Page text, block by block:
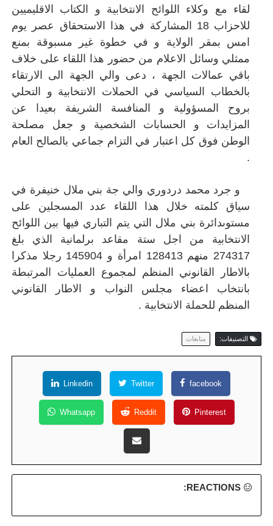
لقاء مع وكلاء اللوائح الانتخابية و الكتاب الاقليميين
للاحزاب 18 المشاركة في هذا الاستحقاق عصر يوم
امس بمقر الولاية و في خطوة غير مسبوقة بمنع
ممثلي وسائل الاعلام من حضور هذا اللقاء على خلاف
باقي عمالات الجهة ، دعى والي الجهة الى الارتقاء
بالخطاب السياسي في الحملات الانتخابية و التحلي
بروح المسؤولية و المنافسة الشريفة بعيدا عن
المزايدات و الحسابات الشخصية و جعل مصلحة
الوطن فوق كل اعتبار في التزام جماعي بالصالح العام
.
و جرد محمد دردوري والي جة بني ملال خنيفرة في
سياق كلمته خلال هذا اللقاء عدد المسجلين على
مستوىدائرة بني ملال التي يتم التباري فيها بين اللوائح
الانتخابية من اجل ستة مقاعد برلمانية الذي بلغ
274317 منهم 128413 امرأة و 145904 رجلا مذكرا
بالاطار القانوني المنظم لمجموع العمليات المرتبطة
بانتخاب اعضاء مجلس النواب و الاطار القانوني
المنظم للحملة الانتخابية .
التصنيفات: متابعات
facebook
Twitter
Linkedin
Pinterest
Reddit
Whatsapp
REACTIONS: